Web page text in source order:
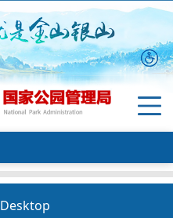
Desktop